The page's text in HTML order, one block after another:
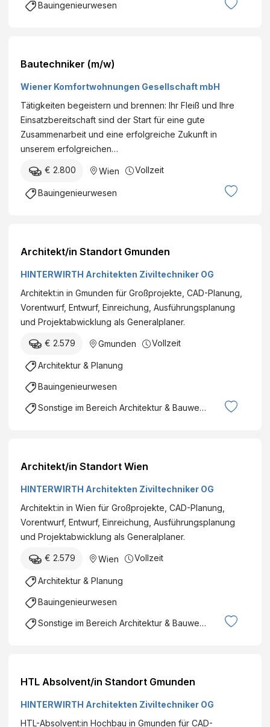
g
n
B
a
u
t
e
n
E
e
r
g
i
a
a
g
n
(
m
|
w
n
g
h
f
e
r
G
H
K
G
Bauingenieurwesen
Bautechniker (m/w)
Wiener Komfortwohnungen Gesellschaft mbH
Tätigkeiten begeistern und brennen: Ihr Fleiß und Ihre
Einsatzbereitschaft sind der Start für eine gute
Zusammenarbeit und eine erfolgreiche Zukunft in
unserem erfolgreichen…
€ 2.800 Wien Vollzeit
Bauingenieurwesen
Architekt/in Standort Gmunden
HINTERWIRTH Architekten Ziviltechniker OG
Architekt:in in Gmunden für Großprojekte, CAD-Planung,
Vorentwurf, Entwurf, Einreichung, Ausführungsplanung
und Projektabwicklung als Generalplaner.
€ 2.579 Gmunden Vollzeit
Architektur & Planung
Bauingenieurwesen
Sonstige im Bereich Architektur & Bauwesen
Architekt/in Standort Wien
HINTERWIRTH Architekten Ziviltechniker OG
Architekt:in in Wien für Großprojekte, CAD-Planung,
Vorentwurf, Entwurf, Einreichung, Ausführungsplanung
und Projektabwicklung als Generalplaner.
€ 2.579 Wien Vollzeit
Architektur & Planung
Bauingenieurwesen
Sonstige im Bereich Architektur & Bauwesen
HTL Absolvent/in Standort Gmunden
HINTERWIRTH Architekten Ziviltechniker OG
HTL-Absolvent:in Hochbau in Gmunden für CAD-